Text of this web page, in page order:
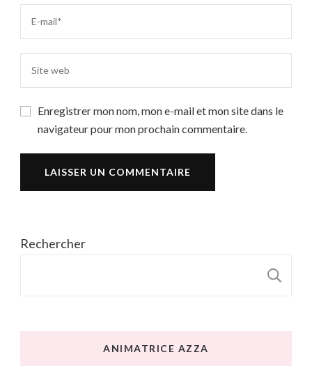
Enregistrer mon nom, mon e-mail et mon site dans le
navigateur pour mon prochain commentaire.
Rechercher
ANIMATRICE AZZA